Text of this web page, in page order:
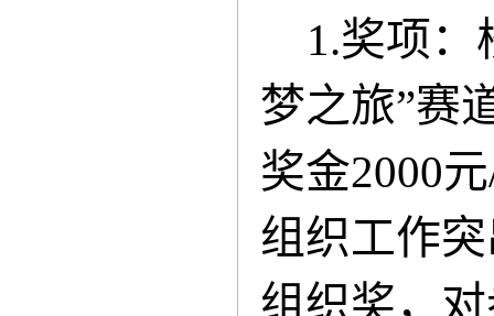
1.奖项：
梦之旅”赛
奖金2000
组织工作
组织奖，